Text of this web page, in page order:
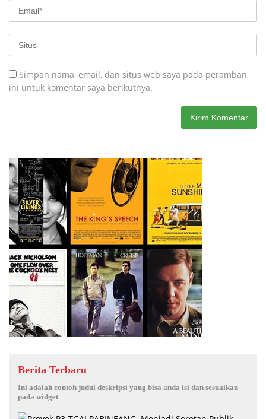
Simpan nama, email, dan situs web saya pada peramban
ini untuk komentar saya berikutnya.
Berita Terbaru
Ini adalah contoh judul deskripsi yang bisa anda isi dan sesuaikan
pada widget